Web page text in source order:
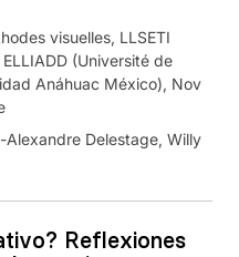
visuelles, LLSETI
(Université de
Anáhuac México), Nov
Delestage, Willy
Reflexiones